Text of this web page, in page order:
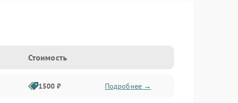
Стоимость
1500 ₽ Подробнее →